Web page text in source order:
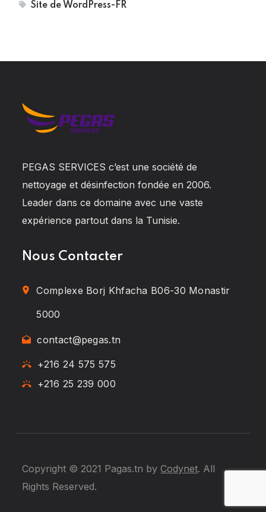
Site de WordPress-FR
PEGAS SERVICES c’est une société de
nettoyage et désinfection fondée en 2006.
Leader dans ce domaine avec une vaste
expérience partout dans la Tunisie.
Nous Contacter
Complexe Borj Khfacha B06-30 Monastir
5000
contact@pegas.tn
+216 24 575 575
+216 25 239 000
Copyright © 2021 Pagas.tn byCodynet. All
Rights Reserved.